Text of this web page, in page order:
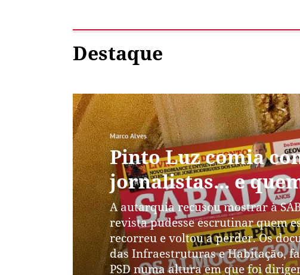
Destaque
Marco Alves
Pinto Luz comia
jornalistas... e
A autarquia recusou mostrar à
revista pudesse escrutinar quem
recorreu e voltou a perder. Os
das Infraestruturas e Habitação,
PSD numa altura em que foi